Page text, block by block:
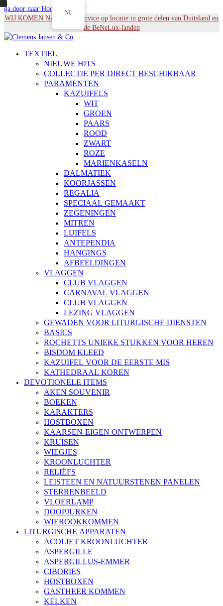
ga door naar Hoofdinhoud
WIJ KOMEN NAAR U - Service op locatie in grote delen van Duitsland en
de BeNeLux-landen
TEXTIEL
NIEUWE HITS
COLLECTIE PER DIRECT BESCHIKBAAR
PARAMENTEN
KAZUIFELS
WIT
GROEN
PAARS
ROOD
ZWART
ROZE
MARIENKASELN
DALMATIEK
KOORJASSEN
REGALIA
SPECIAAL GEMAAKT
ZEGENINGEN
MITREN
LUIFELS
ANTEPENDIA
HANGINGS
AFBEELDINGEN
VLAGGEN
CLUB VLAGGEN
CARNAVAL VLAGGEN
CLUB VLAGGEN
LEZING VLAGGEN
GEWADEN VOOR LITURGISCHE DIENSTEN
BASICS
ROCHETTS UNIEKE STUKKEN VOOR HEREN
BISDOM KLEED
KAZUIFEL VOOR DE EERSTE MIS
KATHEDRAAL KOREN
DEVOTIONELE ITEMS
AKEN SOUVENIR
BOEKEN
KARAKTERS
HOSTBOXEN
KAARSEN-EIGEN ONTWERPEN
KRUISEN
WIEGJES
KROONLUCHTER
RELIËFS
LEISTEEN EN NATUURSTENEN PANELEN
STERRENBEELD
VLOERLAMP
DOOPJURKEN
WIEROOKKOMMEN
LITURGISCHE APPARATEN
ACOLIET KROONLUCHTER
ASPERGILLE
ASPERGILLUS-EMMER
CIBORIES
HOSTBOXEN
GASTHEER KOMMEN
KELKEN
NL